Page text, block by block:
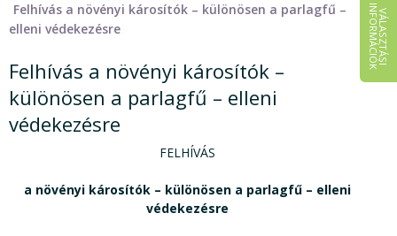
V
Á
L
A
S
Z
T
Á
S
I
IN
F
O
R
M
Á
C
I
Ó
K
Felhívás a növényi károsítók – különösen a parlagfű –
elleni védekezésre
Felhívás a növényi károsítók –
különösen a parlagfű – elleni
védekezésre
FELHÍVÁS
a növényi károsítók – különösen a parlagfű – elleni
védekezésre